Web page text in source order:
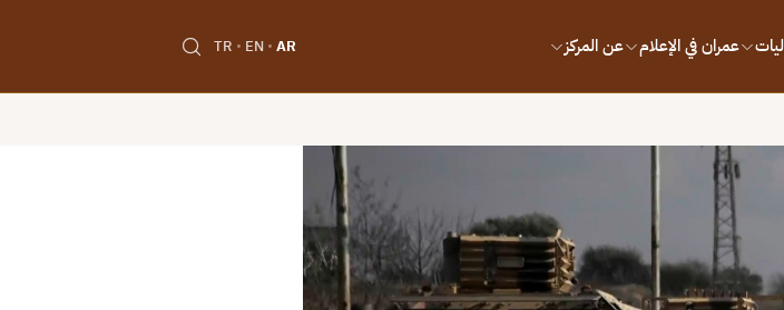
عمران في الإعلام عن المركز AR
EN
TR